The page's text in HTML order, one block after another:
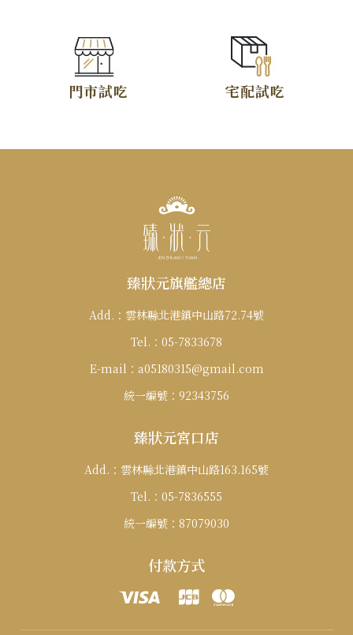
門市試吃 宅配試吃
臻狀元旗艦總店
Add.： 雲林縣北港鎮中山路72.74號
Tel.： 05-7833678
E-mail： a05180315@gmail.com
統一編號： 92343756
臻狀元宮口店
Add.： 雲林縣北港鎮中山路163.165號
Tel.： 05-7836555
統一編號： 87079030
付款方式
僅必需的 同意